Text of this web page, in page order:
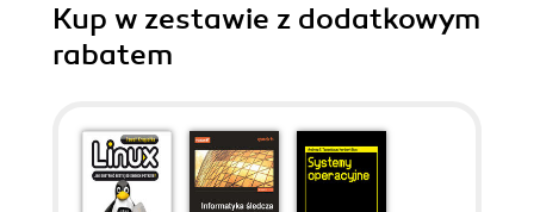
Kup w zestawie z dodatkowym
rabatem